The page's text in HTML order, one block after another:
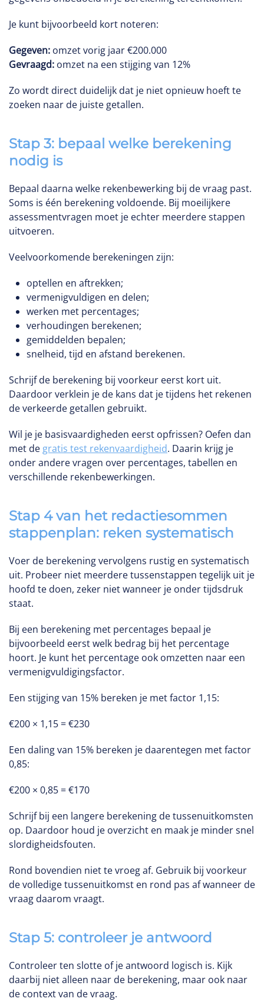
Je kunt bijvoorbeeld kort noteren:
Gegeven: omzet vorig jaar €200.000
Gevraagd: omzet na een stijging van 12%
Zo wordt direct duidelijk dat je niet opnieuw hoeft te
zoeken naar de juiste getallen.
Stap 3: bepaal welke berekening
nodig is
Bepaal daarna welke rekenbewerking bij de vraag past.
Soms is één berekening voldoende. Bij moeilijkere
assessmentvragen moet je echter meerdere stappen
uitvoeren.
Veelvoorkomende berekeningen zijn:
optellen en aftrekken;
vermenigvuldigen en delen;
werken met percentages;
verhoudingen berekenen;
gemiddelden bepalen;
snelheid, tijd en afstand berekenen.
Schrijf de berekening bij voorkeur eerst kort uit.
Daardoor verklein je de kans dat je tijdens het rekenen
de verkeerde getallen gebruikt.
Wil je je basisvaardigheden eerst opfrissen? Oefen dan
met de gratis test rekenvaardigheid. Daarin krijg je
onder andere vragen over percentages, tabellen en
verschillende rekenbewerkingen.
Stap 4 van het redactiesommen
stappenplan: reken systematisch
Voer de berekening vervolgens rustig en systematisch
uit. Probeer niet meerdere tussenstappen tegelijk uit je
hoofd te doen, zeker niet wanneer je onder tijdsdruk
staat.
Bij een berekening met percentages bepaal je
bijvoorbeeld eerst welk bedrag bij het percentage
hoort. Je kunt het percentage ook omzetten naar een
vermenigvuldigingsfactor.
Een stijging van 15% bereken je met factor 1,15:
€200 × 1,15 = €230
Een daling van 15% bereken je daarentegen met factor
0,85:
€200 × 0,85 = €170
Schrijf bij een langere berekening de tussenuitkomsten
op. Daardoor houd je overzicht en maak je minder snel
slordigheidsfouten.
Rond bovendien niet te vroeg af. Gebruik bij voorkeur
de volledige tussenuitkomst en rond pas af wanneer de
vraag daarom vraagt.
Stap 5: controleer je antwoord
Controleer ten slotte of je antwoord logisch is. Kijk
daarbij niet alleen naar de berekening, maar ook naar
de context van de vraag.